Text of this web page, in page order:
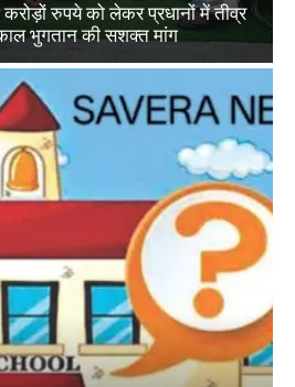
रुपये को लेकर प्रधानों में तीव्र
भुगतान की सशक्त मांग